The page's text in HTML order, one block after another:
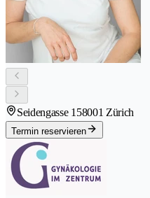
Seidengasse 158001 Zürich
Termin reservieren